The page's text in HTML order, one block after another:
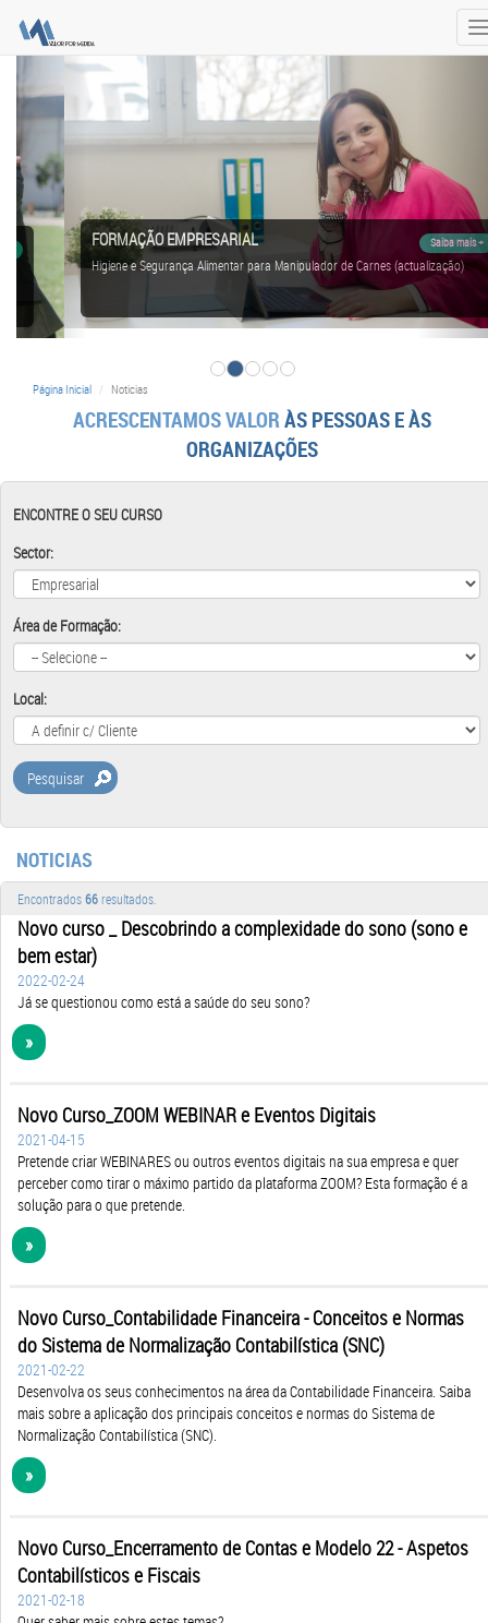
FORMAÇÃO EMPRESARIAL
Higiene e Segurança Alimentar para Manipulador de Carnes (actualização)
Saiba mais +
ACRESCENTAMOS VALOR ÀS PESSOAS E ÀS
ORGANIZAÇÕES
ENCONTRE O SEU CURSO
Sector:
Área de Formação:
Local:
Pesquisar
NOTICIAS
Novo curso _ Descobrindo a complexidade do sono (sono e
bem estar)
2022-02-24
Já se questionou como está a saúde do seu sono?
»
Novo Curso_ZOOM WEBINAR e Eventos Digitais
2021-04-15
Pretende criar WEBINARES ou outros eventos digitais na sua empresa e quer
perceber como tirar o máximo partido da plataforma ZOOM? Esta formação é a
solução para o que pretende.
»
Novo Curso_Contabilidade Financeira - Conceitos e Normas
do Sistema de Normalização Contabilística (SNC)
2021-02-22
Desenvolva os seus conhecimentos na área da Contabilidade Financeira. Saiba
mais sobre a aplicação dos principais conceitos e normas do Sistema de
Normalização Contabilística (SNC).
»
Novo Curso_Encerramento de Contas e Modelo 22 - Aspetos
Contabilísticos e Fiscais
2021-02-18
Quer saber mais sobre estes temas?